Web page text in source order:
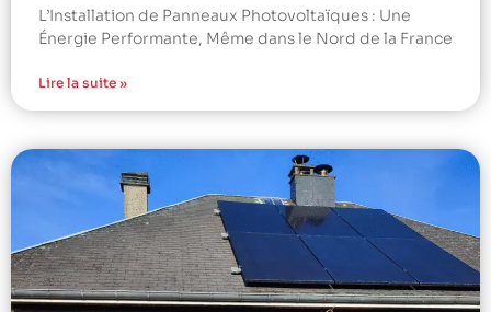
L’Installation de Panneaux Photovoltaïques : Une
Énergie Performante, Même dans le Nord de la France
Lire la suite »